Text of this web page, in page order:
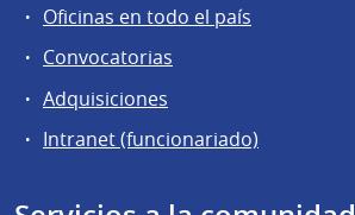
Oficinas en todo el país
Convocatorias
Adquisiciones
Intranet (funcionariado)